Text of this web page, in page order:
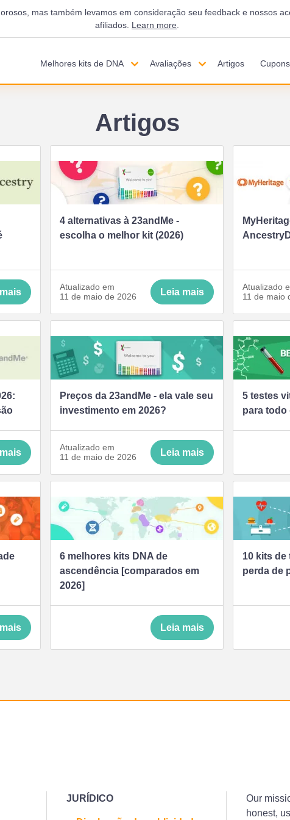
mas também levamos em consideração seu feedback e nossos
afiliados. Learn more
Melhores kits de DNA Avaliações Artigos Cupons
Artigos
4 alternativas à 23andMe -
escolha o melhor kit (2026)
Atualizado em
11 de maio de 2026
Leia mais
Atualizado
11 de maio
Preços da 23andMe - ela vale seu
investimento em 2026?
Atualizado em
11 de maio de 2026
Leia mais
5 testes
para todo
6 melhores kits DNA de
ascendência [comparados em
2026]
Leia mais
10 kits de
perda de
JURÍDICO
Our
honest,